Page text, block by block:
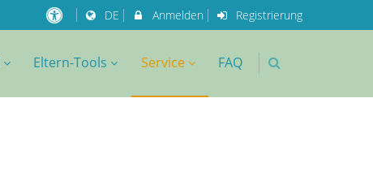
DE Anmelden Registrierung
Eltern-Tools Service FAQ